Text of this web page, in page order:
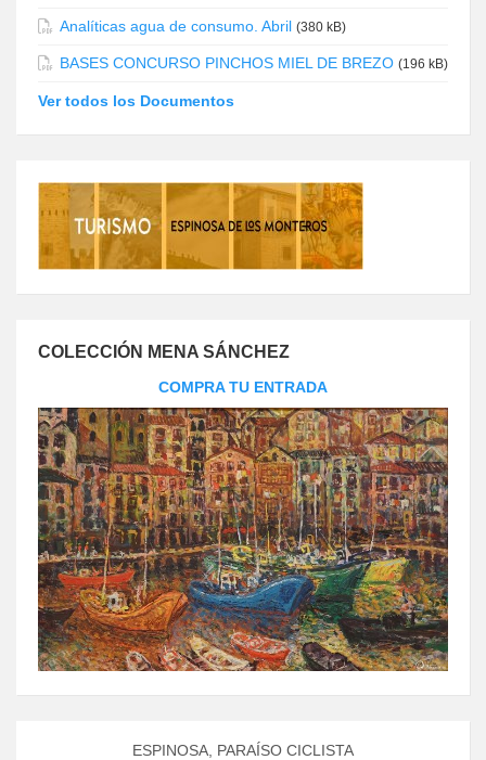
Analíticas agua de consumo. Abril (380 kB)
BASES CONCURSO PINCHOS MIEL DE BREZO (196 kB)
Ver todos los Documentos
COLECCIÓN MENA SÁNCHEZ
COMPRA TU ENTRADA
ESPINOSA, PARAÍSO CICLISTA